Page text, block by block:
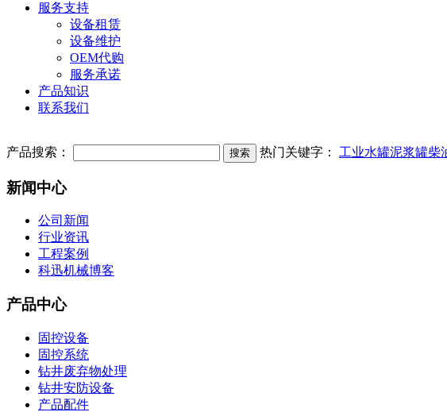
服务支持
设备租赁
设备维护
OEM代购
服务承诺
产品知识
联系我们
产品搜索： 热门关键字： 工业水罐泥浆罐柴
新闻中心
公司新闻
行业资讯
工程案例
科迅机械博客
产品中心
固控设备
固控系统
钻井废弃物处理
钻井安防设备
产品配件